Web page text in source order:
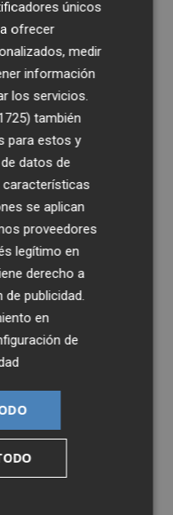
únicos
ofrecer
medir
información
los servicios.
también
para estos y
datos de
se aplican
proveedores
legítimo en
derecho a
de publicidad.
en
de